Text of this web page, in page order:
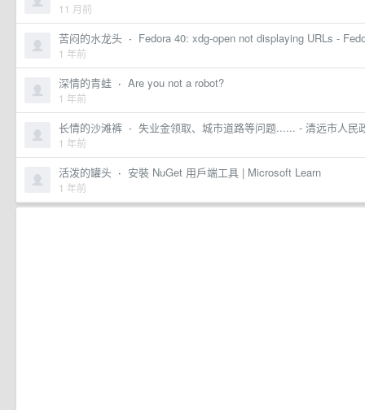
11 月前
苦闷的水龙头 · Fedora 40: xdg-open not displaying URLs -
1 年前
深情的青蛙 · Are you not a robot?
1 年前
长情的沙滩裤 · 失业金领取、城市道路等问题...... - 清远市人民
1 年前
活泼的罐头 · 安裝 NuGet 用戶端工具 | Microsoft Learn
1 年前